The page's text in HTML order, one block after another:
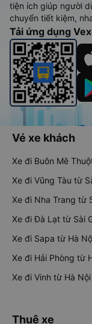
tiện ích giúp người
chuyển tiết kiệm,
Tải ứng dụng
Vé xe khách
Xe đi Buôn Mê
Xe đi Vũng Tàu từ
Xe đi Nha Trang từ
Xe đi Đà Lạt từ Sài
Xe đi Sapa từ Hà
Xe đi Hải Phòng từ
Xe đi Vinh từ Hà Nội
Thuê xe